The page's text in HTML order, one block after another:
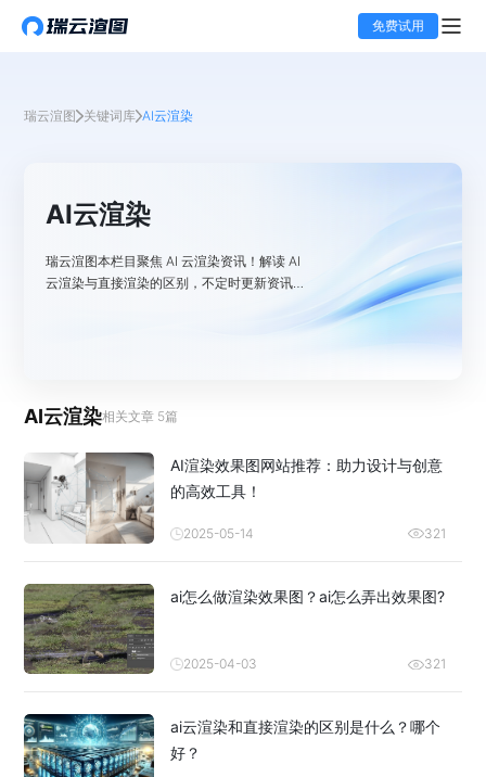
免费试用
瑞云渲图 关键词库 AI云渲染
AI云渲染
瑞云渲图本栏目聚焦 AI 云渲染资讯！解读 AI
云渲染与直接渲染的区别，不定时更新资讯，
AI云渲染相关文章 5篇
AI渲染效果图网站推荐：助力设计与创意
的高效工具！
2025-05-14 321
ai怎么做渲染效果图？ai怎么弄出效果图?
2025-04-03 321
ai云渲染和直接渲染的区别是什么？哪个
好？